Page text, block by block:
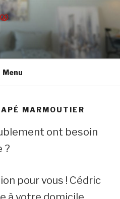
gamme
Menu
MARMOUTIER
ont besoin
?
pour vous ! Cédric